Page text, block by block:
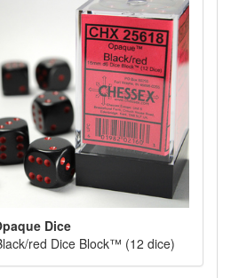
Dice
red Dice Block™ (12 dice)